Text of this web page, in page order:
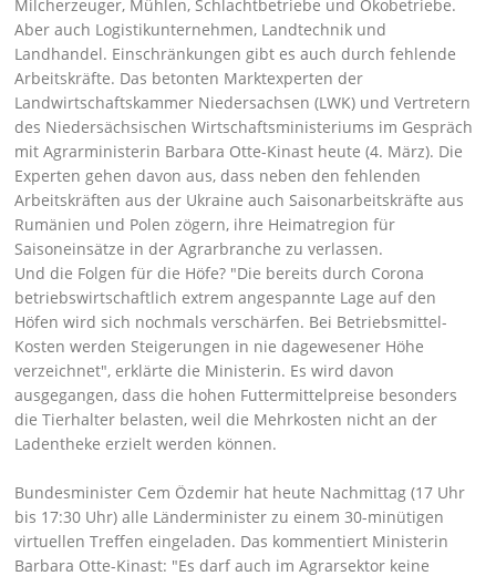
Milcherzeuger, Mühlen, Schlachtbetriebe und Ökobetriebe.
Aber auch Logistikunternehmen, Landtechnik und
Landhandel. Einschränkungen gibt es auch durch fehlende
Arbeitskräfte. Das betonten Marktexperten der
Landwirtschaftskammer Niedersachsen (LWK) und Vertretern
des Niedersächsischen Wirtschaftsministeriums im Gespräch
mit Agrarministerin Barbara Otte-Kinast heute (4. März). Die
Experten gehen davon aus, dass neben den fehlenden
Arbeitskräften aus der Ukraine auch Saisonarbeitskräfte aus
Rumänien und Polen zögern, ihre Heimatregion für
Saisoneinsätze in der Agrarbranche zu verlassen.
Und die Folgen für die Höfe? Die bereits durch Corona
betriebswirtschaftlich extrem angespannte Lage auf den
Höfen wird sich nochmals verschärfen. Bei Betriebsmittel-
Kosten werden Steigerungen in nie dagewesener Höhe
verzeichnet , erklärte die Ministerin. Es wird davon
ausgegangen, dass die hohen Futtermittelpreise besonders
die Tierhalter belasten, weil die Mehrkosten nicht an der
Ladentheke erzielt werden können.
Bundesminister Cem Özdemir hat heute Nachmittag (17 Uhr
bis 17:30 Uhr) alle Länderminister zu einem 30-minütigen
virtuellen Treffen eingeladen. Das kommentiert Ministerin
Barbara Otte-Kinast:
Es darf auch im Agrarsektor keine